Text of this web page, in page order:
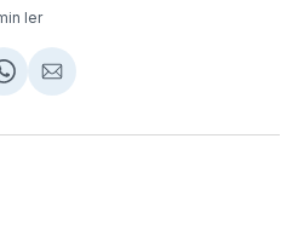
ler
Share
WhatsApp
Compartilhar
Email